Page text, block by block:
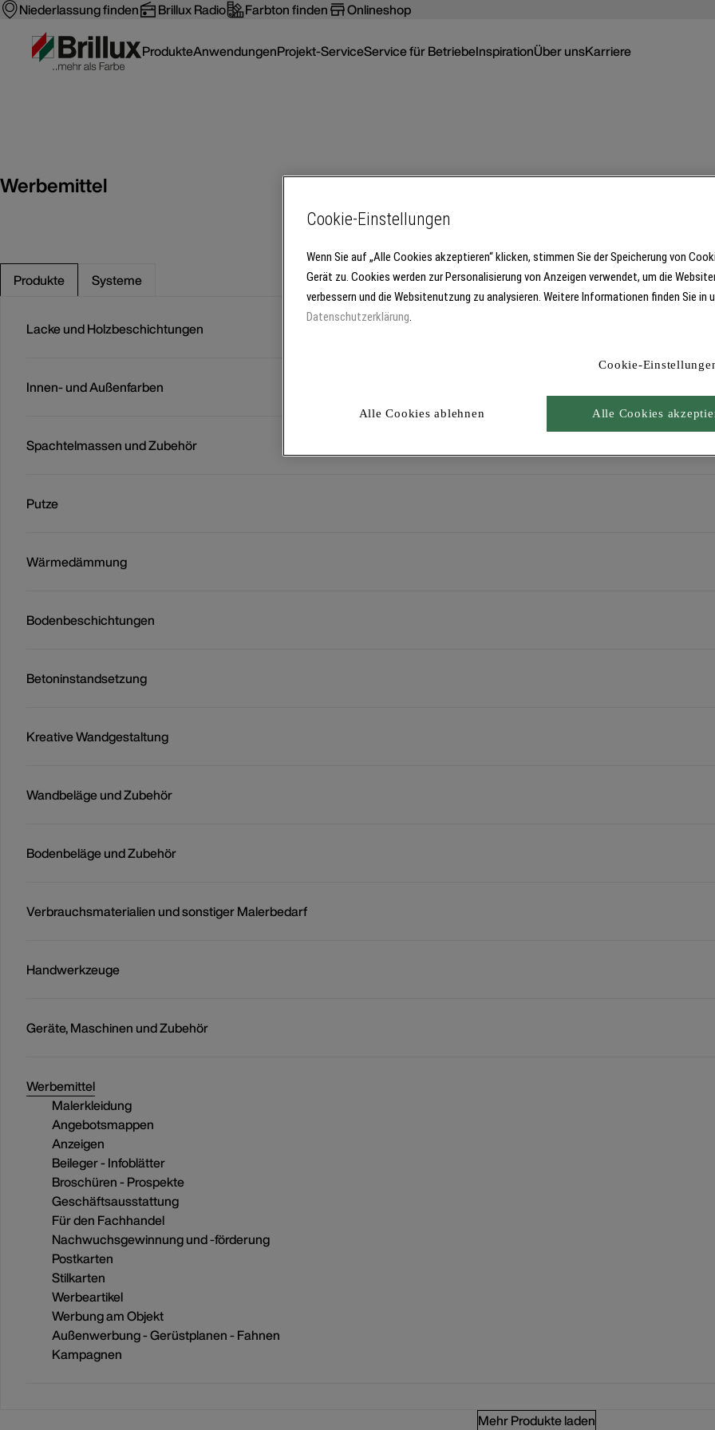
Niederlassung finden Brillux Radio Farbton finden Onlineshop
ProdukteAnwendungenProjekt-ServiceService für BetriebeInspirationÜber unsKarriere
Werbemittel
Produkte Systeme
Lacke und Holzbeschichtungen
Innen- und Außenfarben
Spachtelmassen und Zubehör
Putze
Wärmedämmung
Bodenbeschichtungen
Betoninstandsetzung
Kreative Wandgestaltung
Wandbeläge und Zubehör
Bodenbeläge und Zubehör
Verbrauchsmaterialien und sonstiger Malerbedarf
Handwerkzeuge
Geräte, Maschinen und Zubehör
Werbemittel
Malerkleidung
Angebotsmappen
Anzeigen
Beileger - Infoblätter
Broschüren - Prospekte
Geschäftsausstattung
Für den Fachhandel
Nachwuchsgewinnung und -förderung
Postkarten
Stilkarten
Werbeartikel
Werbung am Objekt
Außenwerbung - Gerüstplanen - Fahnen
Kampagnen
Mehr Produkte laden
Cookie-Einstellungen
Wenn Sie auf „Alle Cookies akzeptieren“ klicken, stimmen Sie der Speicherung von
Gerät zu. Cookies werden zur Personalisierung von Anzeigen verwendet, um die
verbessern und die Websitenutzung zu analysieren. Weitere Informationen finden Sie in
Datenschutzerklärung.
Cookie-
Alle Cookies ablehnen Alle Cookies